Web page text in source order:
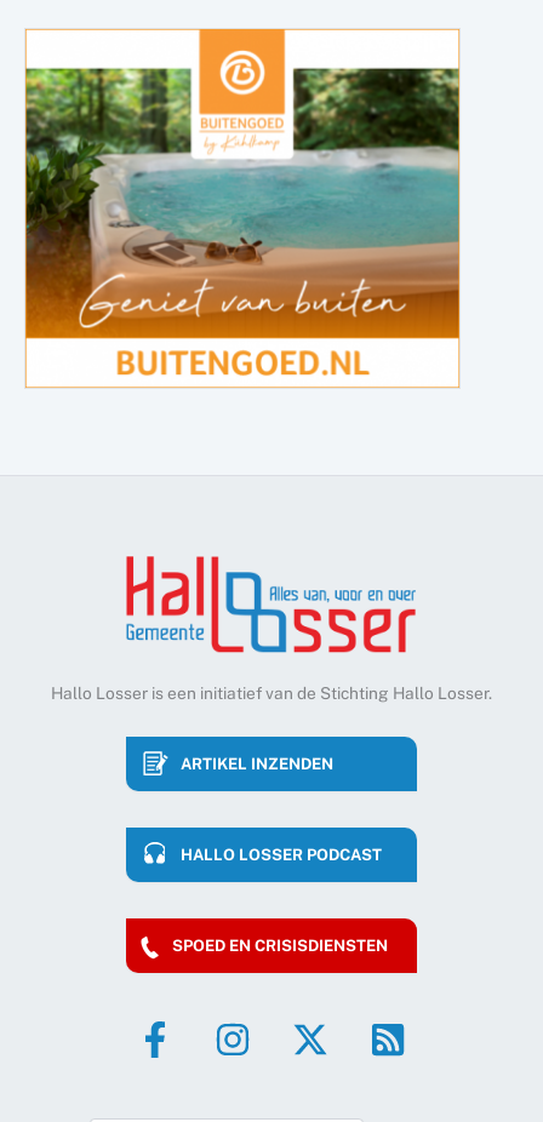
Hallo Losser is een initiatief van de Stichting Hallo Losser.
ARTIKEL INZENDEN
HALLO LOSSER PODCAST
SPOED EN CRISISDIENSTEN